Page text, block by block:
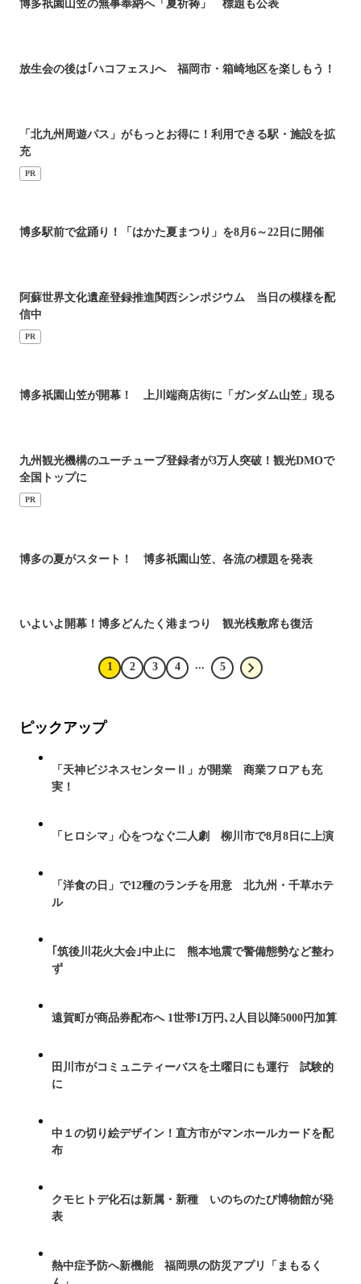
博多祇園山笠の無事奉納へ「夏祈祷」 標題も公表
放生会の後は｢ハコフェス｣へ 福岡市・箱崎地区を楽しもう！
「北九州周遊パス」がもっとお得に！利用できる駅・施設を拡
充
PR
博多駅前で盆踊り！「はかた夏まつり」を8月6～22日に開催
阿蘇世界文化遺産登録推進関西シンポジウム 当日の模様を配
信中
PR
博多祇園山笠が開幕！ 上川端商店街に「ガンダム山笠」現る
九州観光機構のユーチューブ登録者が3万人突破！観光DMOで
全国トップに
PR
博多の夏がスタート！ 博多祇園山笠、各流の標題を発表
いよいよ開幕！博多どんたく港まつり 観光桟敷席も復活
1 2 3 4 ... 5
ピックアップ
「天神ビジネスセンターⅡ」が開業 商業フロアも充
実！
「ヒロシマ」心をつなぐ二人劇 柳川市で8月8日に上演
「洋食の日」で12種のランチを用意 北九州・千草ホテ
ル
｢筑後川花火大会｣中止に 熊本地震で警備態勢など整わ
ず
遠賀町が商品券配布へ 1世帯1万円､2人目以降5000円加算
田川市がコミュニティーバスを土曜日にも運行 試験的
に
中１の切り絵デザイン！直方市がマンホールカードを配
布
クモヒトデ化石は新属・新種 いのちのたび博物館が発
表
熱中症予防へ新機能 福岡県の防災アプリ「まもるく